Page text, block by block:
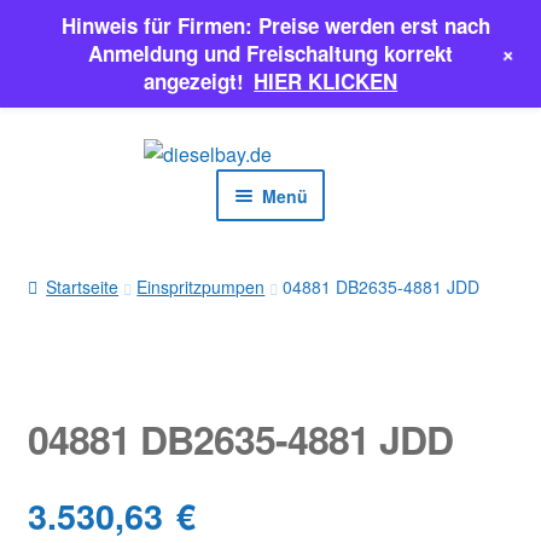
Menü
SALE
Classic Parts
Startseite Einspritzpumpen 04881 DB2635-4881 JDD
04881 DB2635-4881 JDD
3.530,63 €
Hinweis für Firmen: Preise werden erst nach
Anmeldung und Freischaltung korrekt
angezeigt! HIER KLICKEN
+